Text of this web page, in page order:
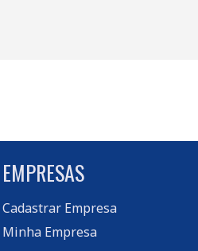
EMPRESAS
Cadastrar Empresa
Minha Empresa